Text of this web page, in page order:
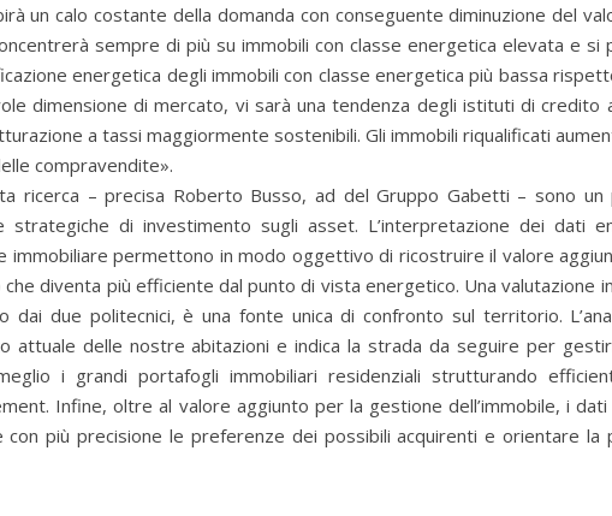
un calo costante della domanda con conseguente diminuzione del
sempre di più su immobili con classe energetica elevata e
energetica degli immobili con classe energetica più bassa
dimensione di mercato, vi sarà una tendenza degli istituti di credito
a tassi maggiormente sostenibili. Gli immobili riqualificati
compravendite».
ricerca – precisa Roberto Busso, ad del Gruppo Gabetti – sono
strategiche di investimento sugli asset. L’interpretazione dei dati
immobiliare permettono in modo oggettivo di ricostruire il valore
diventa più efficiente dal punto di vista energetico. Una valutazione
dai due politecnici, è una fonte unica di confronto sul territorio.
attuale delle nostre abitazioni e indica la strada da seguire per
i grandi portafogli immobiliari residenziali strutturando
Infine, oltre al valore aggiunto per la gestione dell’immobile, i dati
più precisione le preferenze dei possibili acquirenti e orientare la